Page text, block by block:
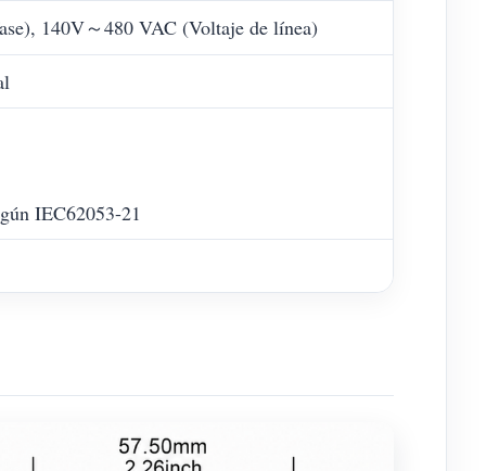
140V～480 VAC (Voltaje de línea)
IEC62053-21